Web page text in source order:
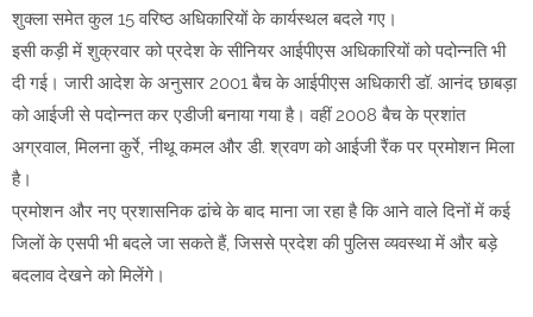
शुक्ला समेत कुल 15 वरिष्ठ अधिकारियों के कार्यस्थल बदले गए।
इसी कड़ी में शुक्रवार को प्रदेश के सीनियर आईपीएस अधिकारियों को पदोन्नति भी
दी गई। जारी आदेश के अनुसार 2001 बैच के आईपीएस अधिकारी डॉ. आनंद छाबड़ा
को आईजी से पदोन्नत कर एडीजी बनाया गया है। वहीं 2008 बैच के प्रशांत
अग्रवाल, मिलना कुर्रे, नीथू कमल और डी. श्रवण को आईजी रैंक पर प्रमोशन मिला
है।
प्रमोशन और नए प्रशासनिक ढांचे के बाद माना जा रहा है कि आने वाले दिनों में कई
जिलों के एसपी भी बदले जा सकते हैं, जिससे प्रदेश की पुलिस व्यवस्था में और बड़े
बदलाव देखने को मिलेंगे।